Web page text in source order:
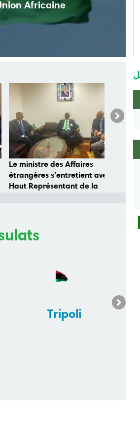
Africaine
Le ministre des Affaires
étrangères s’entretient avec le
Haut Représentant de la
Tripoli